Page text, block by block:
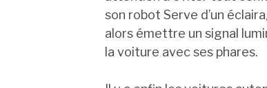
son robot Serve d’un
alors émettre un signal
la voiture avec ses phares.